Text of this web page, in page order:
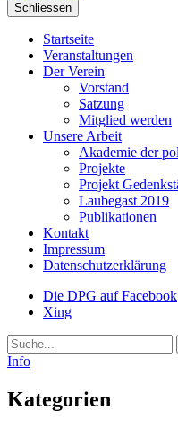
Schliessen
Startseite
Veranstaltungen
Der Verein
Vorstand
Satzung
Mitglied werden
Unsere Arbeit
Akademie der
Projekte
Projekt
Laubegast 2019
Publikationen
Kontakt
Impressum
Datenschutzerklärung
Die DPG auf Facebook
Xing
Suche
Info
Kategorien